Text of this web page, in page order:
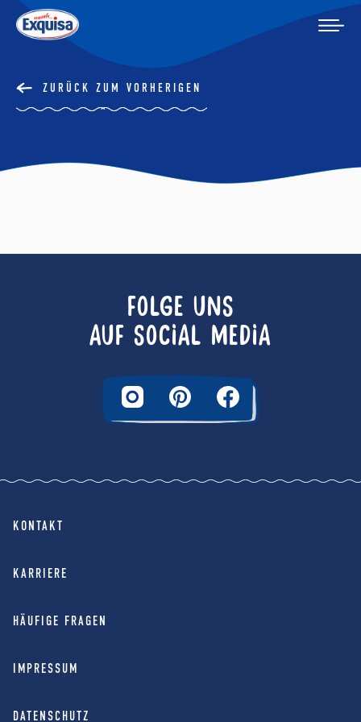
ZURÜCK ZUM VORHERIGEN
FOLGE UNS
AUF SOCIAL MEDIA
KONTAKT
KARRIERE
HÄUFIGE FRAGEN
IMPRESSUM
DATENSCHUTZ